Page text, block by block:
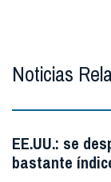
Noticias
EE.UU.: se
bastante